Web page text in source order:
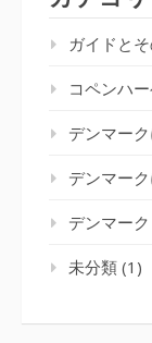
ガイドと
コペンハ
デンマー
デンマー
デンマー
未分類 (1)